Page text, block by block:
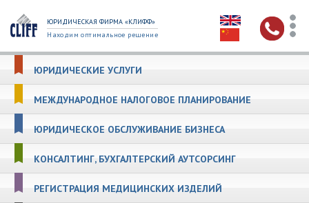
ЮРИДИЧЕСКАЯ ФИРМА «КЛИФФ»
Находим оптимальное решение
ЮРИДИЧЕСКИЕ УСЛУГИ
МЕЖДУНАРОДНОЕ НАЛОГОВОЕ ПЛАНИРОВАНИЕ
ЮРИДИЧЕСКОЕ ОБСЛУЖИВАНИЕ БИЗНЕСА
КОНСАЛТИНГ, БУХГАЛТЕРСКИЙ АУТСОРСИНГ
РЕГИСТРАЦИЯ МЕДИЦИНСКИХ ИЗДЕЛИЙ